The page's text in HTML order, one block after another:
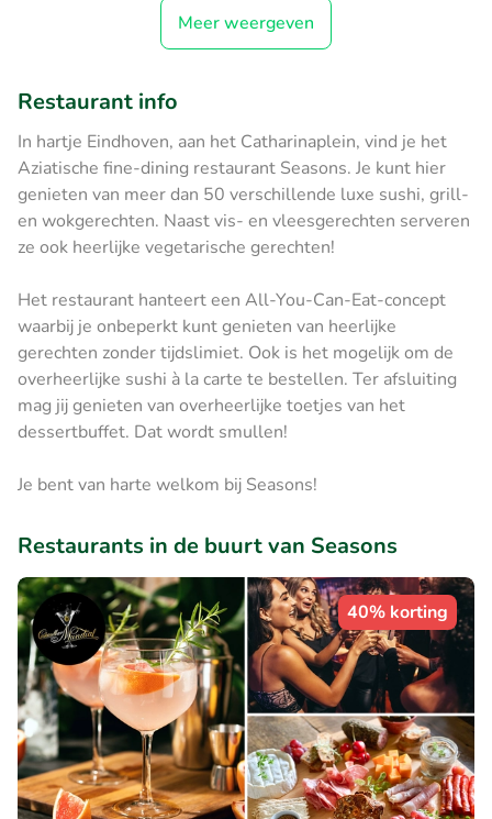
Meer weergeven
Restaurant info
In hartje Eindhoven, aan het Catharinaplein, vind je het
Aziatische fine-dining restaurant Seasons. Je kunt hier
genieten van meer dan 50 verschillende luxe sushi, grill-
en wokgerechten. Naast vis- en vleesgerechten serveren
ze ook heerlijke vegetarische gerechten!
Het restaurant hanteert een All-You-Can-Eat-concept
waarbij je onbeperkt kunt genieten van heerlijke
gerechten zonder tijdslimiet. Ook is het mogelijk om de
overheerlijke sushi à la carte te bestellen. Ter afsluiting
mag jij genieten van overheerlijke toetjes van het
dessertbuffet. Dat wordt smullen!
Je bent van harte welkom bij Seasons!
Restaurants in de buurt van Seasons
40% korting